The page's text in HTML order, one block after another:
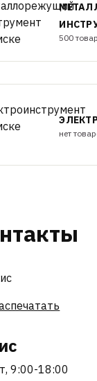
500
нет
9:00-18:00